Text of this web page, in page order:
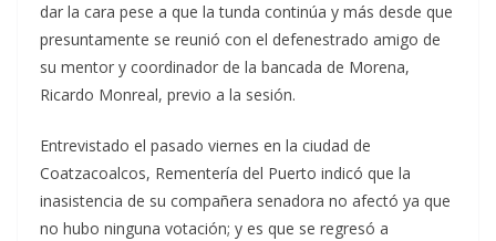
dar la cara pese a que la tunda continúa y más desde que
presuntamente se reunió con el defenestrado amigo de
su mentor y coordinador de la bancada de Morena,
Ricardo Monreal, previo a la sesión.
Entrevistado el pasado viernes en la ciudad de
Coatzacoalcos, Rementería del Puerto indicó que la
inasistencia de su compañera senadora no afectó ya que
no hubo ninguna votación; y es que se regresó a